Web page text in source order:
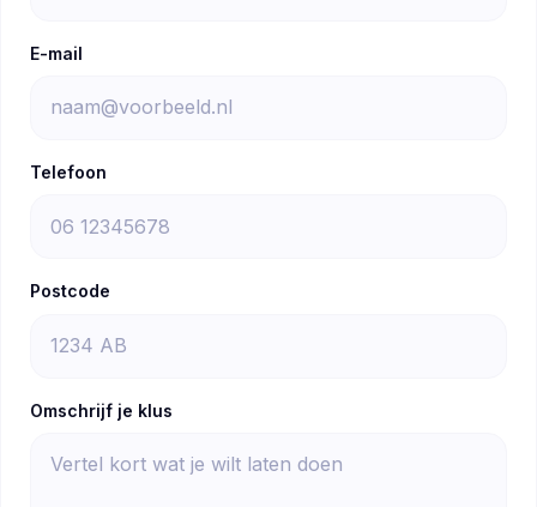
E-mail
Telefoon
Postcode
Omschrijf je klus